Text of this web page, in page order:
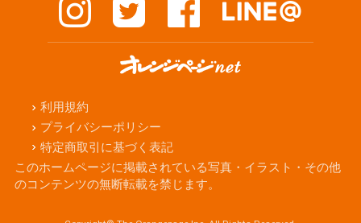
利用規約
プライバシーポリシー
特定商取引に基づく表記
このホームページに掲載されている写真・イラスト・その他
のコンテンツの無断転載を禁じます。